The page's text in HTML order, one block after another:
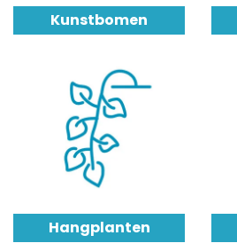
Kunstbomen
Hangplanten